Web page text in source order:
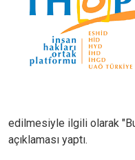
edilmesiyle ilgili olarak
açıklaması yaptı.